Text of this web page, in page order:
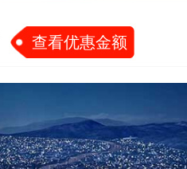
20
21
25
26
查看优惠金额